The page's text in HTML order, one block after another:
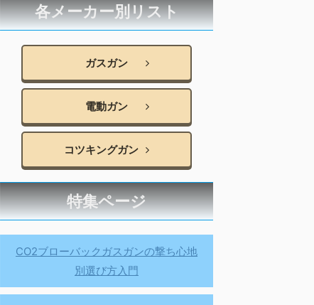
各メーカー別リスト
ガスガン
電動ガン
コツキングガン
特集ページ
CO2ブローバックガスガンの撃ち心地
別選び方入門